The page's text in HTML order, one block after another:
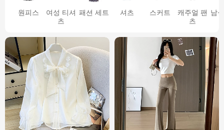
원피스
여성 티셔
츠
패션 세트 셔츠 스커트
캐주얼 팬
츠
남